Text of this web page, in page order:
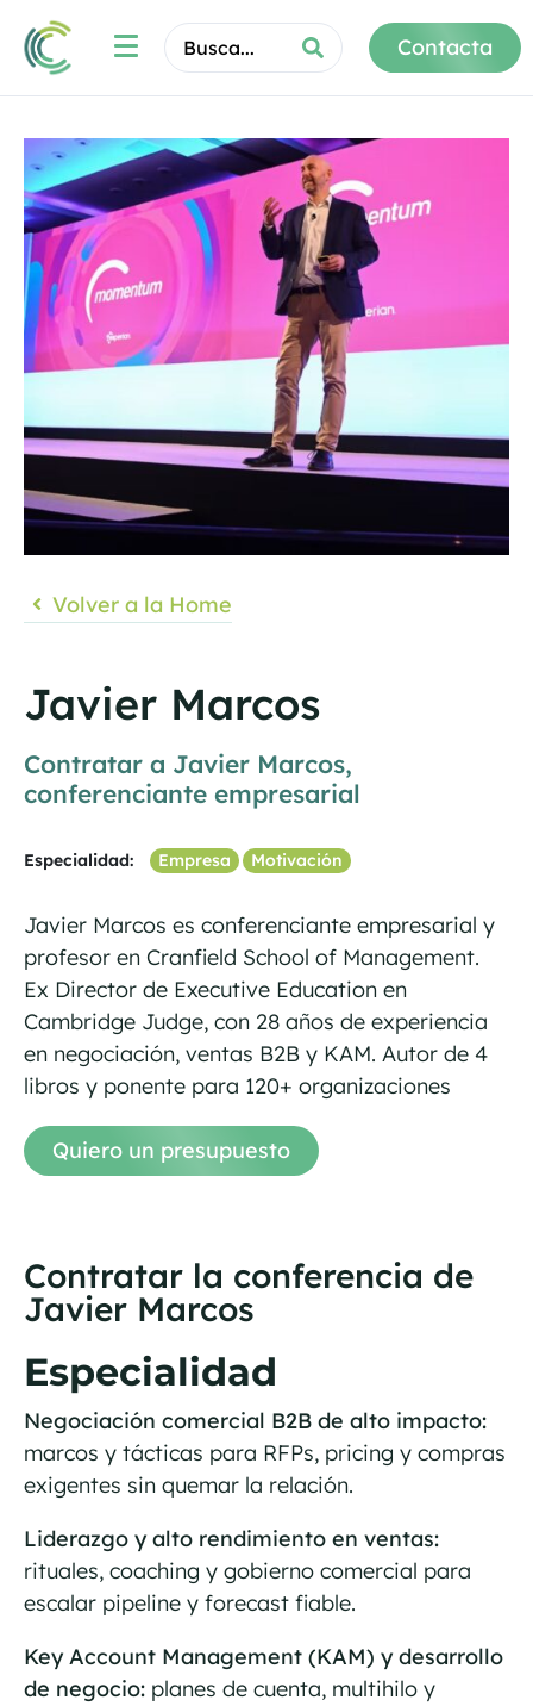
Contacta
Volver a la Home
Javier Marcos
Contratar a Javier Marcos,
conferenciante empresarial
Especialidad: Empresa Motivación
Javier Marcos es conferenciante empresarial y
profesor en Cranfield School of Management.
Ex Director de Executive Education en
Cambridge Judge, con 28 años de experiencia
en negociación, ventas B2B y KAM. Autor de 4
libros y ponente para 120+ organizaciones
Quiero un presupuesto
Contratar la conferencia de
Javier Marcos
Especialidad
Negociación comercial B2B de alto impacto:
marcos y tácticas para RFPs, pricing y compras
exigentes sin quemar la relación.
Liderazgo y alto rendimiento en ventas:
rituales, coaching y gobierno comercial para
escalar pipeline y forecast fiable.
Key Account Management (KAM) y desarrollo
de negocio: planes de cuenta, multihilo y